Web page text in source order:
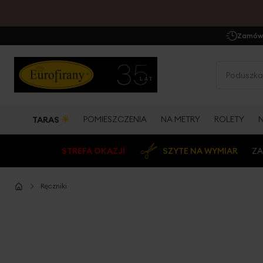
TARAS ☀ POMIESZCZENIA NA METRY ROLETY
STREFA OKAZJI SZYTE NA WYMIAR
Ręczniki